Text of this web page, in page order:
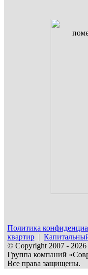
Политика
квартир |
© Copyright 2007 - 2026
Группа компаний
Все права защищены.